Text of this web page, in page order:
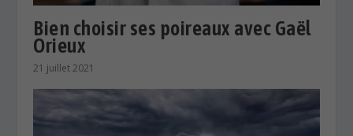
Bien choisir ses poireaux avec Gaël
Orieux
21 juillet 2021